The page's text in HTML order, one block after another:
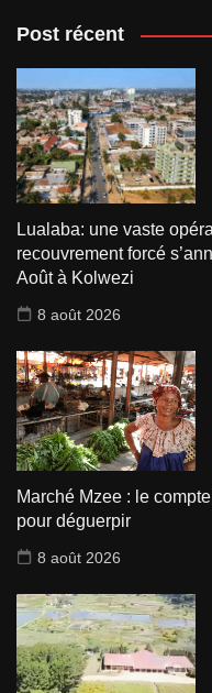
Post récent
Lualaba: une vaste
recouvrement forcé
Août à Kolwezi
8 août 2026
Marché Mzee : le
pour déguerpir
8 août 2026